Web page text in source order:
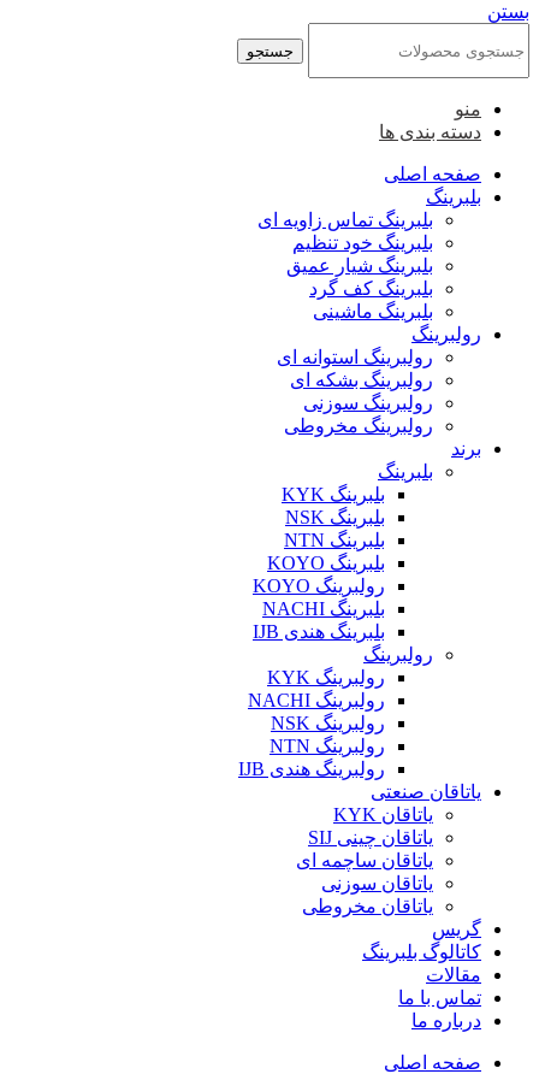
بستن
جستجو
منو
دسته بندی ها
صفحه اصلی
بلبرینگ
بلبرینگ تماس زاویه ای
بلبرینگ خود تنظیم
بلبرینگ شیار عمیق
بلبرینگ کف گرد
بلبرینگ ماشینی
رولبرینگ
رولبرینگ استوانه ای
رولبرینگ بشکه ای
رولبرینگ سوزنی
رولبرینگ مخروطی
برند
بلبرینگ
بلبرینگ KYK
بلبرینگ NSK
بلبرینگ NTN
بلبرینگ KOYO
رولبرینگ KOYO
بلبرینگ NACHI
بلبرینگ هندی IJB
رولبرینگ
رولبرینگ KYK
رولبرینگ NACHI
رولبرینگ NSK
رولبرینگ NTN
رولبرینگ هندی IJB
یاتاقان صنعتی
یاتاقان KYK
یاتاقان چینی SIJ
یاتاقان ساچمه ای
یاتاقان سوزنی
یاتاقان مخروطی
گریس
کاتالوگ بلبرینگ
مقالات
تماس با ما
درباره ما
صفحه اصلی